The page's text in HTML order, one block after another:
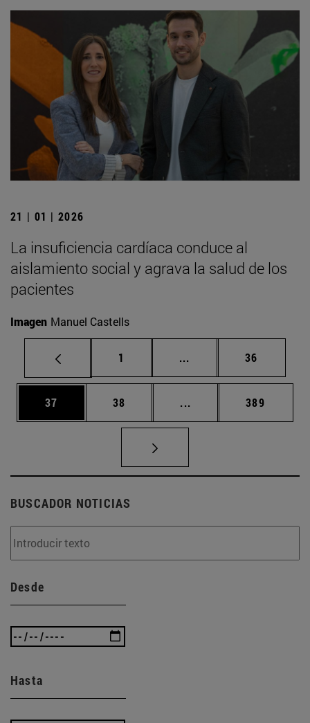
21 | 01 | 2026
La insuficiencia cardíaca conduce al
aislamiento social y agrava la salud de los
pacientes
Imagen Manuel Castells
Página
1 ... Páginas intermedias
Página
36
Página
37 Página
38 ... Páginas intermedias
Página
389
BUSCADOR NOTICIAS
Desde
Hasta